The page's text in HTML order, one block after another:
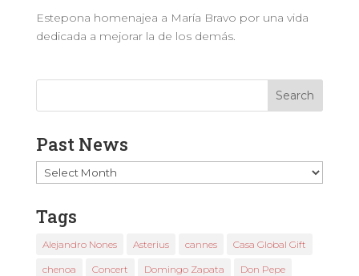
Estepona homenajea a María Bravo por una vida
dedicada a mejorar la de los demás.
Past News
Past
News
Tags
Alejandro Nones Asterius cannes Casa Global Gift
chenoa Concert Domingo Zapata Don Pepe